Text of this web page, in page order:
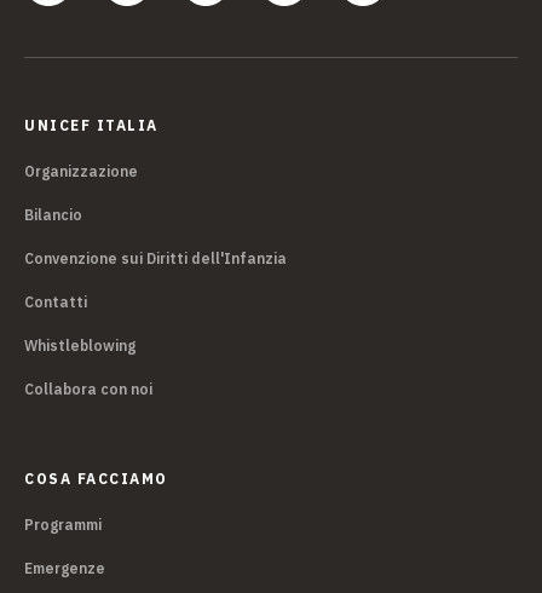
UNICEF ITALIA
Organizzazione
Bilancio
Convenzione sui Diritti dell'Infanzia
Contatti
Whistleblowing
Collabora con noi
COSA FACCIAMO
Programmi
Emergenze